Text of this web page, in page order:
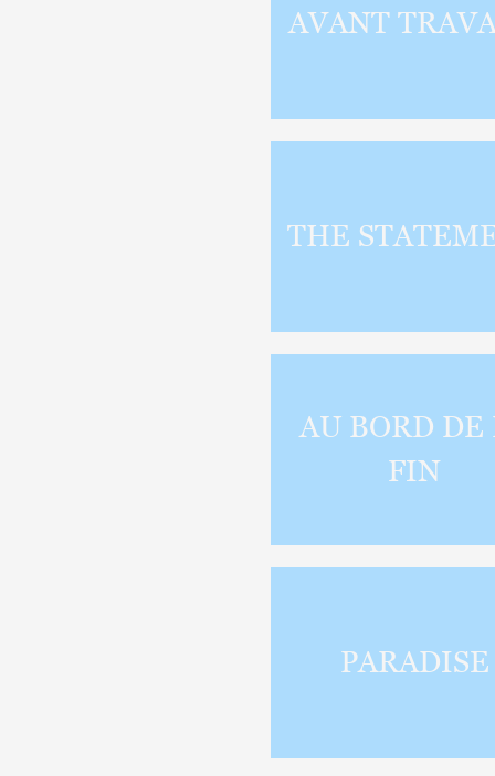
De A à Z
Candidater
AVANT
THE
AU BORD DE
FIN
PARADISE